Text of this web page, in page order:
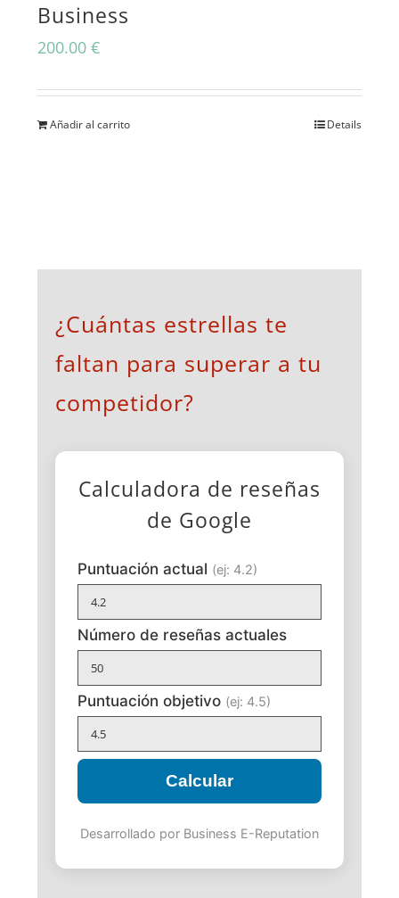
Business
200.00€
Añadir al carrito Details
¿Cuántas estrellas te
faltan para superar a tu
competidor?
Calculadora de reseñas
de Google
Puntuación actual (ej: 4.2)
Número de reseñas actuales
Puntuación objetivo (ej: 4.5)
Calcular
Desarrollado por Business E-Reputation